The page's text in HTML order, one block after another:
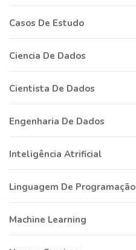
Casos De Estudo
Ciencia De Dados
Cientista De Dados
Engenharia De Dados
Inteligência Atrificial
Linguagem De Programação
Machine Learning